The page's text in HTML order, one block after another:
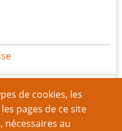
de cookies, les
pages de ce site
nécessaires au